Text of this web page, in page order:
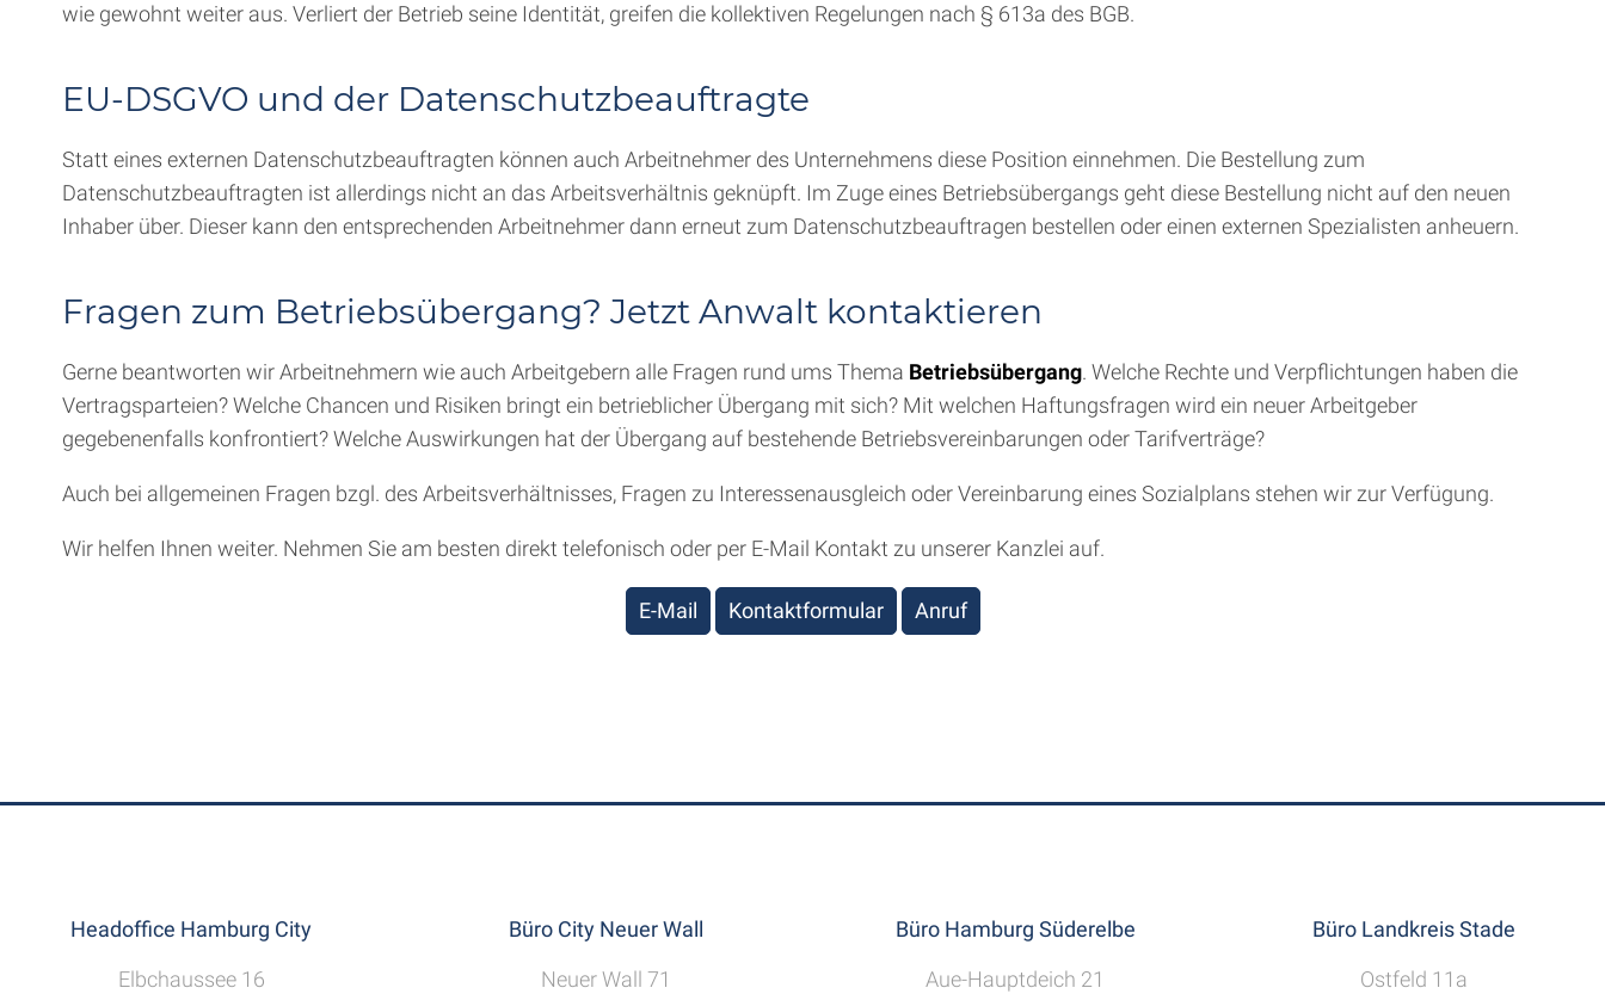
wie gewohnt weiter aus. Verliert der Betrieb seine Identität, greifen die kollektiven Regelungen nach § 613a des BGB.
EU-DSGVO und der Datenschutzbeauftragte
Statt eines externen Datenschutzbeauftragten können auch Arbeitnehmer des Unternehmens diese Position einnehmen. Die Bestellung zum
Datenschutzbeauftragten ist allerdings nicht an das Arbeitsverhältnis geknüpft. Im Zuge eines Betriebsübergangs geht diese Bestellung nicht auf den neuen
Inhaber über. Dieser kann den entsprechenden Arbeitnehmer dann erneut zum Datenschutzbeauftragen bestellen oder einen externen Spezialisten anheuern.
Fragen zum Betriebsübergang? Jetzt Anwalt kontaktieren
Gerne beantworten wir Arbeitnehmern wie auch Arbeitgebern alle Fragen rund ums Thema Betriebsübergang. Welche Rechte und Verpflichtungen haben die
Vertragsparteien? Welche Chancen und Risiken bringt ein betrieblicher Übergang mit sich? Mit welchen Haftungsfragen wird ein neuer Arbeitgeber
gegebenenfalls konfrontiert? Welche Auswirkungen hat der Übergang auf bestehende Betriebsvereinbarungen oder Tarifverträge?
Auch bei allgemeinen Fragen bzgl. des Arbeitsverhältnisses, Fragen zu Interessenausgleich oder Vereinbarung eines Sozialplans stehen wir zur Verfügung.
Wir helfen Ihnen weiter. Nehmen Sie am besten direkt telefonisch oder per E-Mail Kontakt zu unserer Kanzlei auf.
E-Mail Kontaktformular Anruf
Headoffice Hamburg City
Elbchaussee 16
Büro City Neuer Wall
Neuer Wall 71
Büro Hamburg Süderelbe
Aue-Hauptdeich 21
Büro Landkreis Stade
Ostfeld 11a